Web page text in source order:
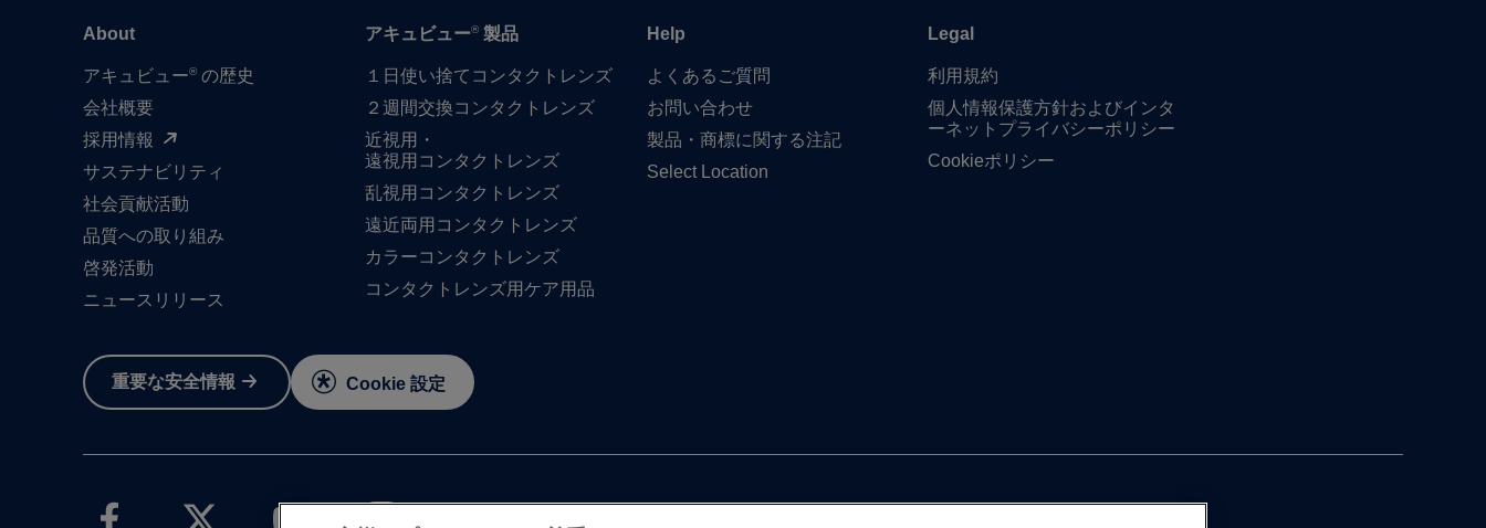
About
アキュビュー® の歴史
会社概要
採用情報
サステナビリティ
社会貢献活動
品質への​取り組み
啓発活動
ニュースリリース
アキュビュー®製品
１日​使い捨て​​コンタクトレンズ
２週間交換コンタクトレンズ
近視用・
遠視用コンタクトレンズ
乱視用コンタクトレンズ
遠近両用コンタクトレンズ
カラーコンタクトレンズ
コンタクトレンズ用ケア用品
Help
よく​ある​ご質問
お問い​合わせ
製品・商標に​関する​注記
Select Location
Legal
利用規約
個人情報保護方針およびインタ
ーネットプライバシーポリシー
Cookieポリシー
重要な​安全情報 Cookie 設定